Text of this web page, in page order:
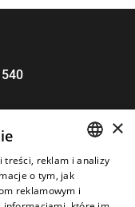
ENGLISH
×
treści, reklam i analizy
o tym, jak
reklamowym i